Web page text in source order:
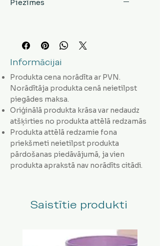
Piezīmes
Informācijai
Produkta cena norādīta ar PVN.
Norādītāja produkta cenā neietilpst
piegādes maksa.
Oriģinālā produkta krāsa var nedaudz
atšķirties no produkta attēlā redzamās
Produkta attēlā redzamie fona
priekšmeti neietilpst produkta
pārdošanas piedāvājumā, ja vien
produkta aprakstā nav norādīts citādi.
Saistītie produkti